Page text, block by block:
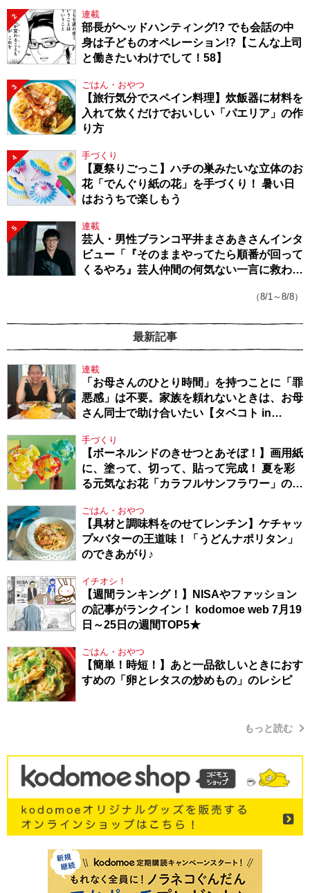
2 連載
部長がヘッドハンティング!? でも会話の中
身は子どものオペレーション!?【こんな上司
と働きたいわけでして！58】
3 ごはん・おやつ
【旅行気分でスペイン料理】炊飯器に材料を
入れて炊くだけでおいしい「パエリア」の作
り方
4 手づくり
【夏祭りごっこ】ハチの巣みたいな立体のお
花「でんぐり紙の花」を手づくり！ 暑い日
はおうちで楽しもう
5 連載
芸人・男性ブランコ平井まさあきさんインタ
ビュー「『そのままやってたら順番が回って
くるやろ』芸人仲間の何気ない一言に救われ
（8/1～8/8）
最新記事
連載
「お母さんのひとり時間」を持つことに「罪
悪感」は不要。家族を頼れないときは、お母
さん同士で助け合いたい【タベコト in
手づくり
【ボーネルンドのきせつとあそぼ！】画用紙
に、塗って、切って、貼って完成！ 夏を彩
る元気なお花「カラフルサンフラワー」の作
ごはん・おやつ
【具材と調味料をのせてレンチン】ケチャッ
プ×バターの王道味！「うどんナポリタン」
のできあがり♪
イチオシ！
【週間ランキング！】NISAやファッション
の記事がランクイン！ kodomoe web 7月19
日～25日の週間TOP5★
ごはん・おやつ
【簡単！時短！】あと一品欲しいときにおす
すめの「卵とレタスの炒めもの」のレシピ
もっと読む